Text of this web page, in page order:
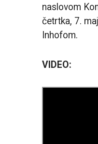
naslovom
četrtka, 7.
Inhofom.
VIDEO: